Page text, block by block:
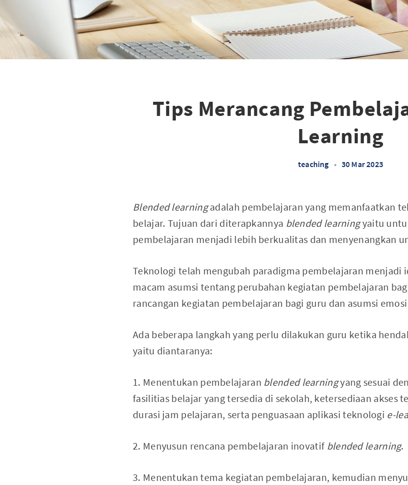
Tips Merancang
Learning
teaching • 30 Mar 2023
Blended learningadalah pembelajaran yang memanfaatkan
belajar. Tujuan dari diterapkannya blended learningyaitu
pembelajaran menjadi lebih berkualitas dan menyenangkan
Teknologi telah mengubah paradigma pembelajaran menjadi
macam asumsi tentang perubahan kegiatan pembelajaran
rancangan kegiatan pembelajaran bagi guru dan asumsi
Ada beberapa langkah yang perlu dilakukan guru ketika
yaitu diantaranya:
1. Menentukan pembelajaran blended learningyang sesuai
fasilitias belajar yang tersedia di sekolah, ketersediaan akses
durasi jam pelajaran, serta penguasaan aplikasi teknologi e-
2. Menyusun rencana pembelajaran inovatif blended learning.
3. Menentukan tema kegiatan pembelajaran, kemudian